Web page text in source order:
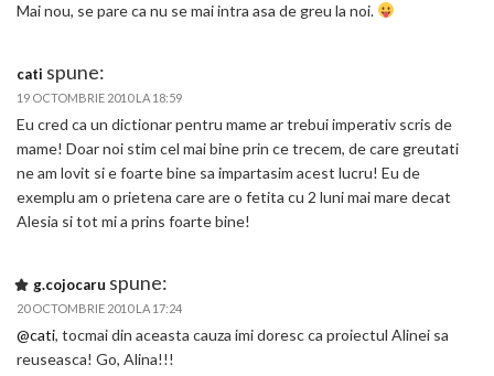
Mai nou, se pare ca nu se mai intra asa de greu la noi.
cati spune:
19 OCTOMBRIE 2010 LA 18:59
Eu cred ca un dictionar pentru mame ar trebui imperativ scris de
mame! Doar noi stim cel mai bine prin ce trecem, de care greutati
ne am lovit si e foarte bine sa impartasim acest lucru! Eu de
exemplu am o prietena care are o fetita cu 2 luni mai mare decat
Alesia si tot mi a prins foarte bine!
g.cojocaru spune:
20 OCTOMBRIE 2010 LA 17:24
@cati, tocmai din aceasta cauza imi doresc ca proiectul Alinei sa
reuseasca! Go, Alina!!!